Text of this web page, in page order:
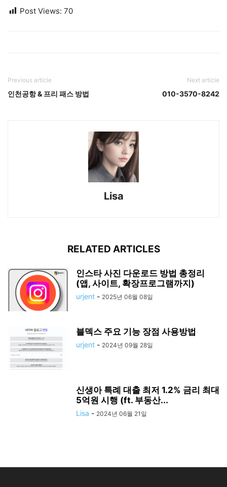
Post Views: 70
Previous article
인천공항 & 프리 패스 방법
Next article
010-3570-8242
Lisa
RELATED ARTICLES
인스타 사진 다운로드 방법 총정리
(앱, 사이트, 확장프로그램까지)
urjent - 2025년 06월 08일
블덱스 주요 기능 장점 사용방법
urjent - 2024년 09월 28일
신생아 특례 대출 최저 1.2% 금리 최대
5억원 시행 (ft. 부동산...
Lisa - 2024년 06월 21일